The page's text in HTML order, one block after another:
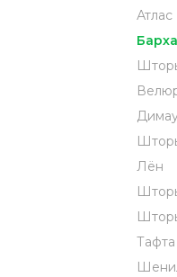
Атлас
Лён
Тафта